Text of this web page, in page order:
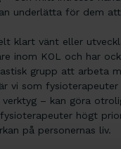
underlätta för dem
klart vänt eller
inom KOL och har
grupp att arbeta
vi som
– kan göra
högt
på personernas liv.